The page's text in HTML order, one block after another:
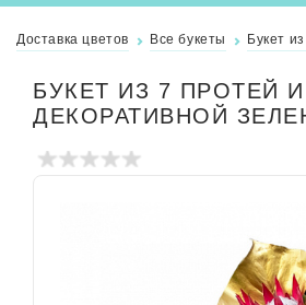
Доставка цветов Все букеты Букет
БУКЕТ ИЗ 7 ПРОТЕЙ И
ДЕКОРАТИВНОЙ